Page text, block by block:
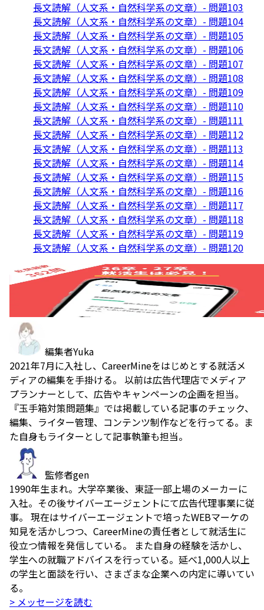
長文読解（人文系・自然科学系の文章）- 問題103
長文読解（人文系・自然科学系の文章）- 問題104
長文読解（人文系・自然科学系の文章）- 問題105
長文読解（人文系・自然科学系の文章）- 問題106
長文読解（人文系・自然科学系の文章）- 問題107
長文読解（人文系・自然科学系の文章）- 問題108
長文読解（人文系・自然科学系の文章）- 問題109
長文読解（人文系・自然科学系の文章）- 問題110
長文読解（人文系・自然科学系の文章）- 問題111
長文読解（人文系・自然科学系の文章）- 問題112
長文読解（人文系・自然科学系の文章）- 問題113
長文読解（人文系・自然科学系の文章）- 問題114
長文読解（人文系・自然科学系の文章）- 問題115
長文読解（人文系・自然科学系の文章）- 問題116
長文読解（人文系・自然科学系の文章）- 問題117
長文読解（人文系・自然科学系の文章）- 問題118
長文読解（人文系・自然科学系の文章）- 問題119
長文読解（人文系・自然科学系の文章）- 問題120
編集者Yuka
2021年7月に入社し、CareerMineをはじめとする就活メ
ディアの編集を手掛ける。 以前は広告代理店でメディア
プランナーとして、広告やキャンペーンの企画を担当。
『玉手箱対策問題集』では掲載している記事のチェック、
編集、ライター管理、コンテンツ制作などを行ってる。ま
た自身もライターとして記事執筆も担当。
監修者gen
1990年生まれ。大学卒業後、東証一部上場のメーカーに
入社。その後サイバーエージェントにて広告代理事業に従
事。 現在はサイバーエージェントで培ったWEBマーケの
知見を活かしつつ、CareerMineの責任者として就活生に
役立つ情報を発信している。 また自身の経験を活かし、
学生への就職アドバイスを行っている。延べ1,000人以上
の学生と面談を行い、さまざまな企業への内定に導いてい
る。
> メッセージを読む